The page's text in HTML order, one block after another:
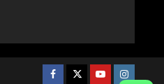
Facebook
TwitterYoutube